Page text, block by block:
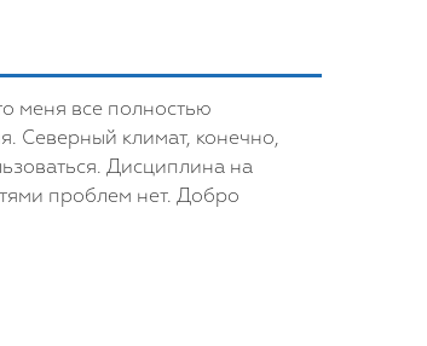
меня все полностью
Северный климат, конечно,
Дисциплина на
проблем нет. Добро